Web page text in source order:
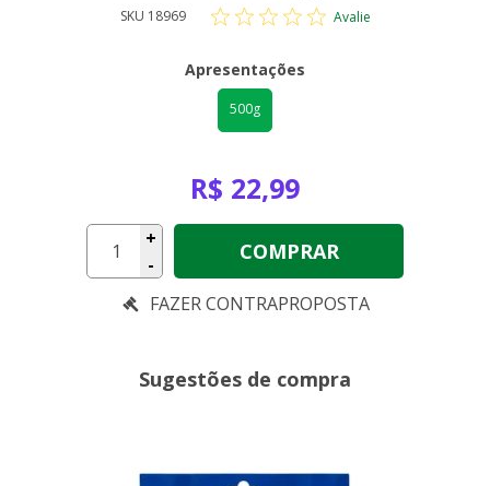
SKU 18969 Avalie
Apresentações
500g
R$ 22,99
+
-
COMPRAR
Sugestões de compra